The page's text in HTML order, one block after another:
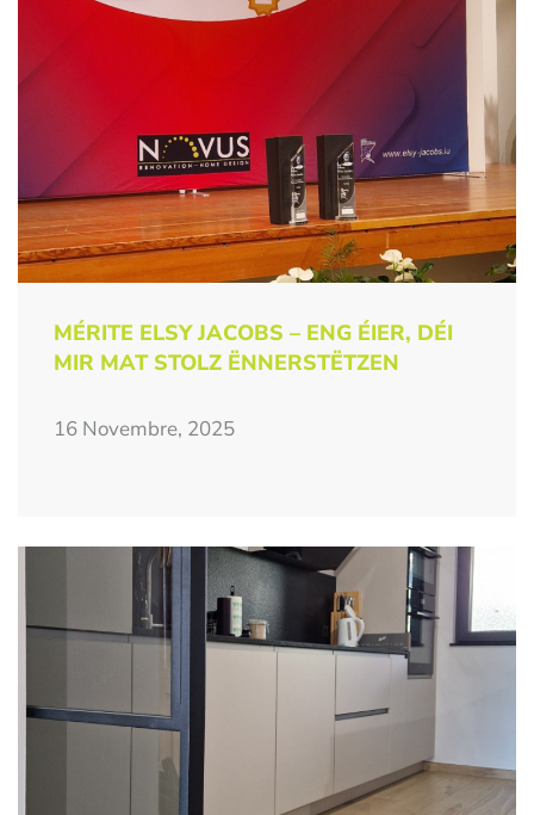
MÉRITE ELSY JACOBS – ENG ÉIER, DÉI
MIR MAT STOLZ ËNNERSTËTZEN
16 Novembre, 2025